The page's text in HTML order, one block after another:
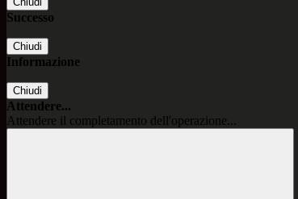
Successo
Chiudi
Informazione
Chiudi
Attendere...
Attendere il completamento dell'operazione...